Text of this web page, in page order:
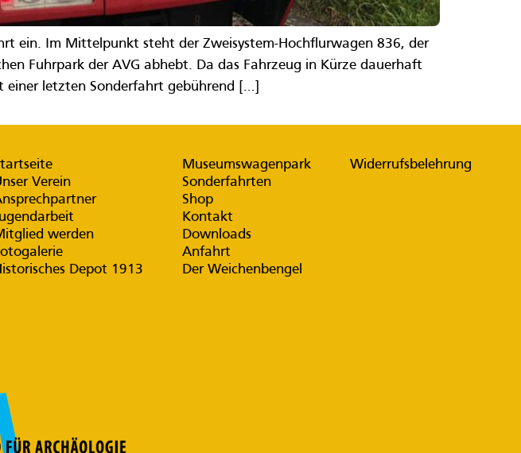
ein. Im Mittelpunkt steht der Zweisystem-Hochflurwagen 836, der
Fuhrpark der AVG abhebt. Da das Fahrzeug in Kürze dauerhaft
letzten Sonderfahrt gebührend […]
Verein
werden
Depot 1913
Museumswagenpark
Sonderfahrten
Shop
Kontakt
Downloads
Anfahrt
Der Weichenbengel
Widerrufsbelehrung